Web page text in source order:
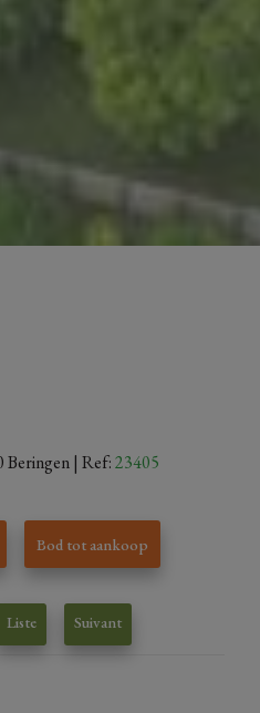
Beringen | Ref:23405
Bod tot aankoop
Liste Suivant